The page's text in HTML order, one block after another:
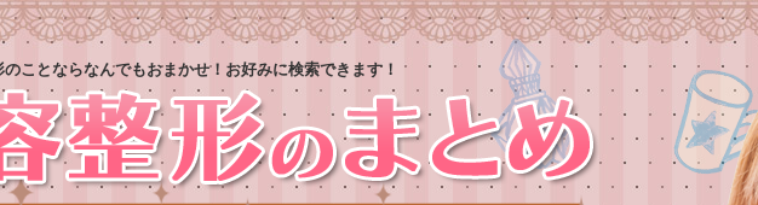
のことならなんでもおまかせ！お好みに検索できます！